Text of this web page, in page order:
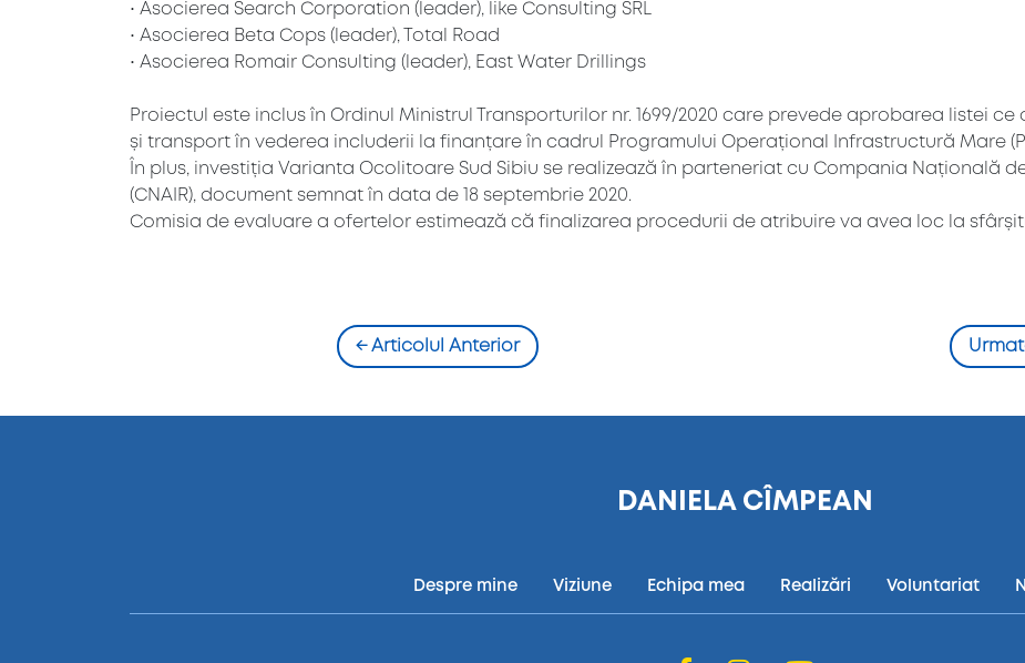
• Asocierea Search Corporation (leader), like Consulting SRL
• Asocierea Beta Cops (leader), Total Road
• Asocierea Romair Consulting (leader), East Water Drillings
Proiectul este inclus în Ordinul Ministrul Transporturilor nr. 1699/2020 care prevede aprobarea listei
și transport în vederea includerii la finanțare în cadrul Programului Operațional Infrastructură Mare
În plus, investiția Varianta Ocolitoare Sud Sibiu se realizează în parteneriat cu Compania Națională
(CNAIR), document semnat în data de 18 septembrie 2020.
Comisia de evaluare a ofertelor estimează că finalizarea procedurii de atribuire va avea loc la
←Articolul Anterior
DANIELA CÎMPEAN
Despre mine Viziune Echipa mea Realizări Voluntariat